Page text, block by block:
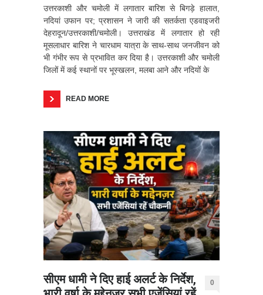
उत्तरकाशी और चमोली में लगातार बारिश से बिगड़े हालात,
नदियां उफान पर; प्रशासन ने जारी की सतर्कता एडवाइजरी
देहरादून/उत्तरकाशी/चमोली। उत्तराखंड में लगातार हो रही
मूसलाधार बारिश ने चारधाम यात्रा के साथ-साथ जनजीवन को
भी गंभीर रूप से प्रभावित कर दिया है। उत्तरकाशी और चमोली
जिलों में कई स्थानों पर भूस्खलन, मलबा आने और नदियों के
READ MORE
सीएम धामी ने दिए हाई अलर्ट के निर्देश,
0